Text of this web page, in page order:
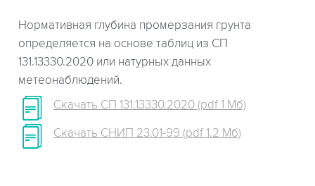
Нормативная глубина промерзания грунта
определяется на основе таблиц из СП
131.13330.2020 или натурных данных
метеонаблюдений.
Скачать СП 131.13330.2020 (pdf 1 Мб)
Скачать СНИП 23.01-99 (pdf 1.2 Мб)